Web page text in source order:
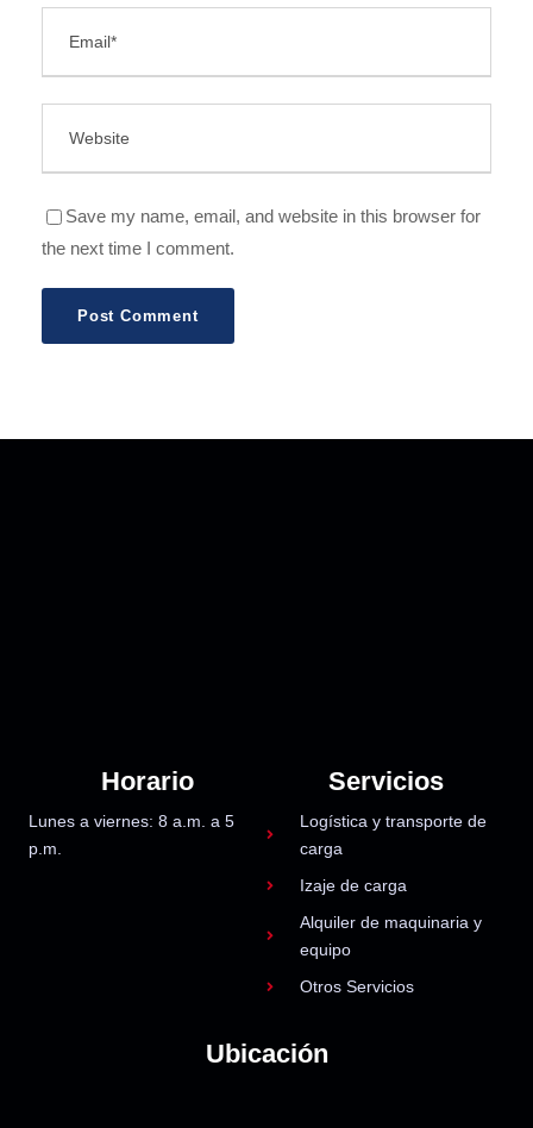
Save my name, email, and website in this browser for
the next time I comment.
Horario
Lunes a viernes: 8 a.m. a 5
p.m.
Servicios
Logística y transporte de
carga
Izaje de carga
Alquiler de maquinaria y
equipo
Otros Servicios
Ubicación